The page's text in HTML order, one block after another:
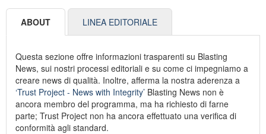
ABOUT LINEA EDITORIALE
Questa sezione offre informazioni trasparenti su Blasting
News, sui nostri processi editoriali e su come ci impegniamo a
creare news di qualità. Inoltre, afferma la nostra aderenza a
‘Trust Project - News with Integrity’ Blasting News non è
ancora membro del programma, ma ha richiesto di farne
parte; Trust Project non ha ancora effettuato una verifica di
conformità agli standard.